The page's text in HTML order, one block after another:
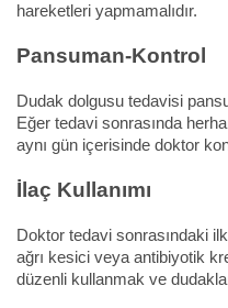
hareketleri yapmamalıdır.
Pansuman-Kontrol
Dudak dolgusu tedavisi
Eğer tedavi sonrasında
aynı gün içerisinde doktor
İlaç Kullanımı
Doktor tedavi sonrasındaki
ağrı kesici veya antibiyotik
düzenli kullanmak ve